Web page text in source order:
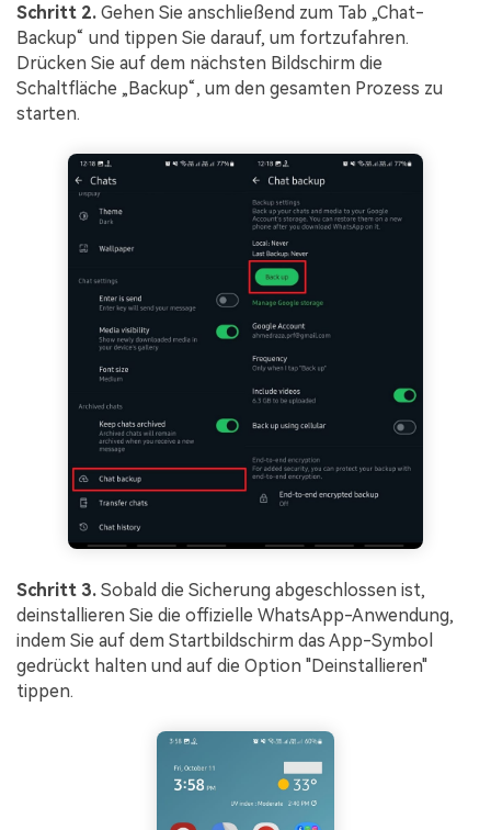
Schritt 2. Gehen Sie anschließend zum Tab „Chat-
Backup“ und tippen Sie darauf, um fortzufahren.
Drücken Sie auf dem nächsten Bildschirm die
Schaltfläche „Backup“, um den gesamten Prozess zu
starten.
Schritt 3. Sobald die Sicherung abgeschlossen ist,
deinstallieren Sie die offizielle WhatsApp-Anwendung,
indem Sie auf dem Startbildschirm das App-Symbol
gedrückt halten und auf die Option "Deinstallieren"
tippen.